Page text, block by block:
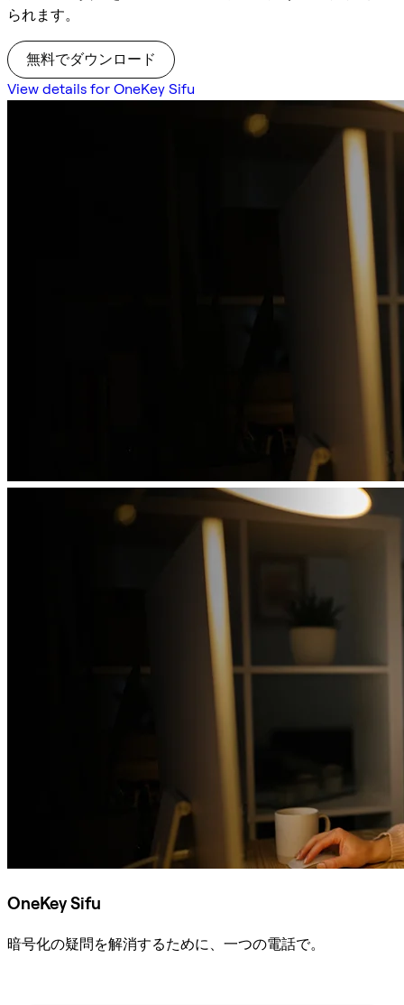
られます。
無料でダウンロード
View details for OneKey Sifu
OneKey Sifu
暗号化の疑問を解消するために、一つの電話で。